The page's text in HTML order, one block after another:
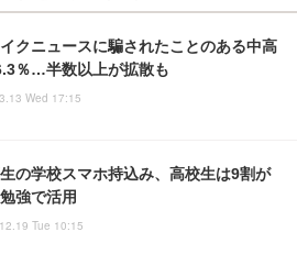
クニュースに騙されたことのある中高
％…半数以上が拡散も
Wed 17:15
の学校スマホ持込み、高校生は9割が
強で活用
Tue 10:15